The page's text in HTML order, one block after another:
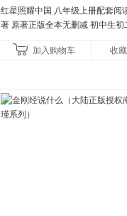
红星照耀中国 八年级上册配套阅
著 原著正版全本无删减 初中生初
加入购物车
收藏